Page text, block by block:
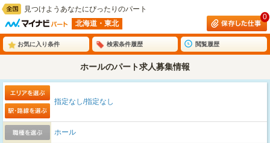
見つけようあなたにぴったりのパート
北海道・東北
0
お気に入り条件 検索条件履歴 閲覧履歴
ホールのパート求人募集情報
指定なし/指定なし
ホール